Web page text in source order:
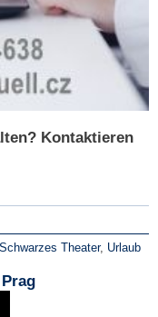
Kontaktieren
Schwarzes Theater, Urlaub